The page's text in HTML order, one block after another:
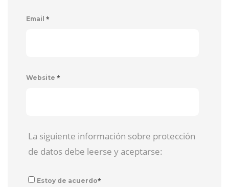
Email *
Website *
La siguiente información sobre protección
de datos debe leerse y aceptarse:
Estoy de acuerdo*